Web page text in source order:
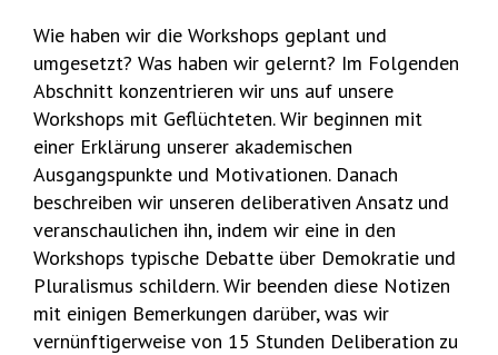
Wie haben wir die Workshops geplant und
umgesetzt? Was haben wir gelernt? Im Folgenden
Abschnitt konzentrieren wir uns auf unsere
Workshops mit Geflüchteten. Wir beginnen mit
einer Erklärung unserer akademischen
Ausgangspunkte und Motivationen. Danach
beschreiben wir unseren deliberativen Ansatz und
veranschaulichen ihn, indem wir eine in den
Workshops typische Debatte über Demokratie und
Pluralismus schildern. Wir beenden diese Notizen
mit einigen Bemerkungen darüber, was wir
vernünftigerweise von 15 Stunden Deliberation zu